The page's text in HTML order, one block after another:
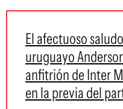
El afectuoso
uruguayo
anfitrión de Inter
en la previa del